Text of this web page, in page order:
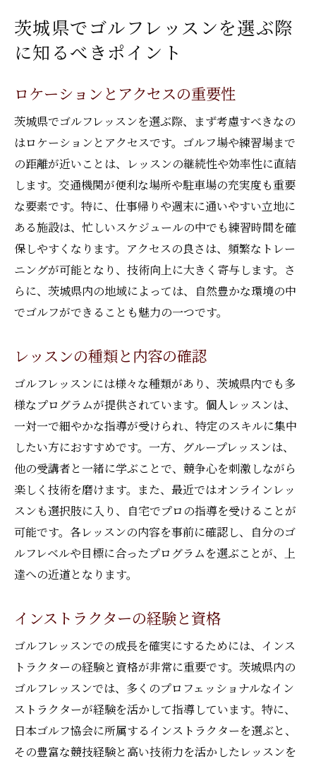
口コミと評判の参考にする方法
初心者必見！茨城県のゴルフレッスンで効率良
初心者におすすめのレッスンプログラム
基本技術を学ぶための最適な方法
初心者が陥りやすいミスとその解決策
グループレッスンとプライベートレッスン
の選び方
目標設定とモチベーションの維持
初心者に適したゴルフ用品の選び方
茨城県のゴルフレッスンでプロに学ぶメリット
プロインストラクターの指導の特徴
技術面の向上と戦略の習得
メンタル面のアドバイスとサポート
プロから学ぶ最新技術とトレンド
プロから得られる継続的な成長の秘訣
ゴルフレッスンで使えるシミュレーターの効果
的な活用法
シミュレーターでの練習の利点
リアルなコース体験の再現方法
スイング解析とデータ活用のテクニック
リモートレッスンでのシミュレーターの利
トレーニングの進捗を可視化する方法
茨城県のゴルフレッスンで技術とメンタルを鍛
える
技術面の強化に役立つ練習法
メンタル面を鍛えるためのアプローチ
自己分析を通じたプレーの改善
茨城県でゴルフレッスンを選ぶ際
に知るべきポイント
ロケーションとアクセスの重要性
茨城県でゴルフレッスンを選ぶ際、まず考慮すべきなの
はロケーションとアクセスです。ゴルフ場や練習場まで
の距離が近いことは、レッスンの継続性や効率性に直結
します。交通機関が便利な場所や駐車場の充実度も重要
な要素です。特に、仕事帰りや週末に通いやすい立地に
ある施設は、忙しいスケジュールの中でも練習時間を確
保しやすくなります。アクセスの良さは、頻繁なトレー
ニングが可能となり、技術向上に大きく寄与します。さ
らに、茨城県内の地域によっては、自然豊かな環境の中
でゴルフができることも魅力の一つです。
レッスンの種類と内容の確認
ゴルフレッスンには様々な種類があり、茨城県内でも多
様なプログラムが提供されています。個人レッスンは、
一対一で細やかな指導が受けられ、特定のスキルに集中
したい方におすすめです。一方、グループレッスンは、
他の受講者と一緒に学ぶことで、競争心を刺激しながら
楽しく技術を磨けます。また、最近ではオンラインレッ
スンも選択肢に入り、自宅でプロの指導を受けることが
可能です。各レッスンの内容を事前に確認し、自分のゴ
ルフレベルや目標に合ったプログラムを選ぶことが、上
達への近道となります。
インストラクターの経験と資格
ゴルフレッスンでの成長を確実にするためには、インス
トラクターの経験と資格が非常に重要です。茨城県内の
ゴルフレッスンでは、多くのプロフェッショナルなイン
ストラクターが経験を活かして指導しています。特に、
日本ゴルフ協会に所属するインストラクターを選ぶと、
その豊富な競技経験と高い技術力を活かしたレッスンを